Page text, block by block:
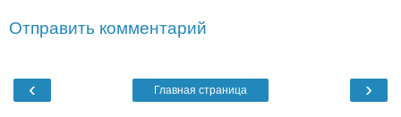
Отправить комментарий
‹ ›
Главная страница